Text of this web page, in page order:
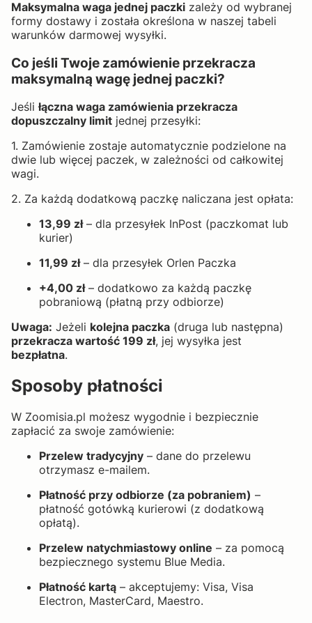
Maksymalna waga jednej paczki zależy od wybranej
formy dostawy i została określona w naszej tabeli
warunków darmowej wysyłki.
Co jeśli Twoje zamówienie przekracza
maksymalną wagę jednej paczki?
Jeśliłączna waga zamówienia przekracza
dopuszczalny limit jednej przesyłki:
1. Zamówienie zostaje automatycznie podzielone na
dwie lub więcej paczek, w zależności od całkowitej
wagi.
2. Za każdą dodatkową paczkę naliczana jest opłata:
13,99 zł– dla przesyłek InPost (paczkomat lub
kurier)
11,99 zł– dla przesyłek Orlen Paczka
+4,00 zł– dodatkowo za każdą paczkę
pobraniową (płatną przy odbiorze)
Uwaga: Jeżeli kolejna paczka (druga lub następna)
przekracza wartość 199 zł, jej wysyłka jest
bezpłatna.
Sposoby płatności
W Zoomisia.pl możesz wygodnie i bezpiecznie
zapłacić za swoje zamówienie:
Przelew tradycyjny – dane do przelewu
otrzymasz e-mailem.
Płatność przy odbiorze (za pobraniem) –
płatność gotówką kurierowi (z dodatkową
opłatą).
Przelew natychmiastowy online – za pomocą
bezpiecznego systemu Blue Media.
Płatność kartą – akceptujemy: Visa, Visa
Electron, MasterCard, Maestro.